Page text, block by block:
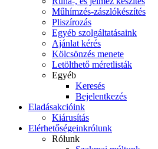
Műhímzés-zászlókészítés
Pliszírozás
Egyéb szolgáltatásaink
Ajánlat kérés
Kölcsönzés menete
Letölthető méretlisták
Egyéb
Keresés
Bejelentkezés
Eladásakcióink
Kiárusítás
Elérhetőségeinkrólunk
Rólunk